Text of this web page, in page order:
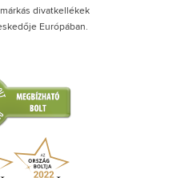
divatkellékek
Európában.